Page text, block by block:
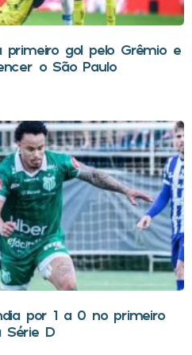
primeiro gol pelo Grêmio e
o São Paulo
por 1 a 0 no primeiro
D